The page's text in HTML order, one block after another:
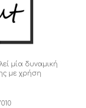
μία δυναμική
με χρήση